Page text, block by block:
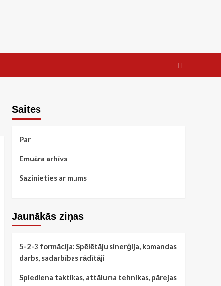
Saites
Par
Emuāra arhīvs
Sazinieties ar mums
Jaunākās ziņas
5-2-3 formācija: Spēlētāju sinerģija, komandas
darbs, sadarbības rādītāji
Spiediena taktikas, attāluma tehnikas, pārejas